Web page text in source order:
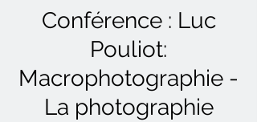
Conférence : Luc
Pouliot:
Macrophotographie -
La photographie